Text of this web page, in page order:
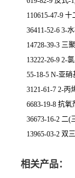
110615-47-9
36411-52-6 3-
14728-39-3 三
13222-26-9 2-
55-18-5 N-亚
3121-61-7 2-丙
6683-19-8 抗氧
36673-16-2 二
13965-03-2 双
相关产品：